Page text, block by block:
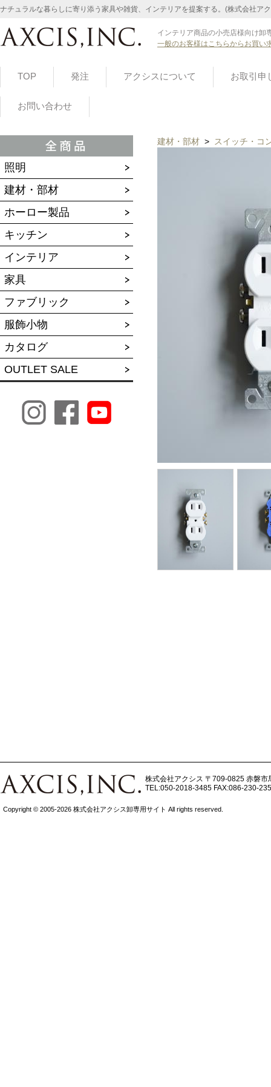
ナチュラルな暮らしに寄り添う家具や雑貨、インテリアを提案する。(株式会社ア
インテリア商品の小売店様向け卸
一般のお客様はこちらからお買い
TOP 発注 アクシスについて お取引申
お問い合わせ
照明
建材・部材
ホーロー製品
キッチン
インテリア
家具
ファブリック
服飾小物
カタログ
OUTLET SALE
建材・部材 > スイッチ・コ
株式会社アクシス 〒709-0825 赤磐市
TEL:050-2018-3485 FAX:086-230-
Copyright © 2005-2026 株式会社アクシス卸専用サイト All rights reserved.